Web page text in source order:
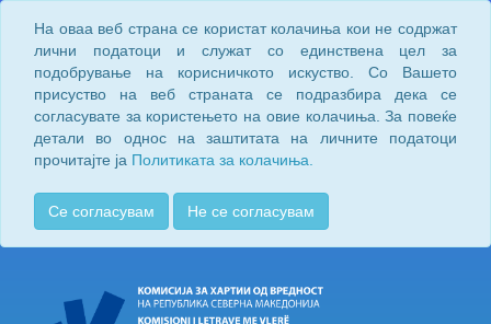
На оваа веб страна се користат колачиња кои не содржат
лични податоци и служат со единствена цел за
подобрување на корисничкото искуство. Со Вашето
присуство на веб страната се подразбира дека се
согласувате за користењето на овие колачиња. За повеќе
детали во однос на заштитата на личните податоци
прочитајте ја Политиката за колачиња.
Се согласувам Не се согласувам